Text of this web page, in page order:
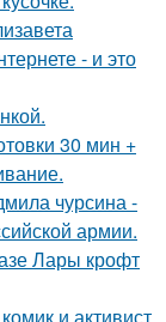
- и это
30 мин +
чурсина -
армии.
Лары крофт